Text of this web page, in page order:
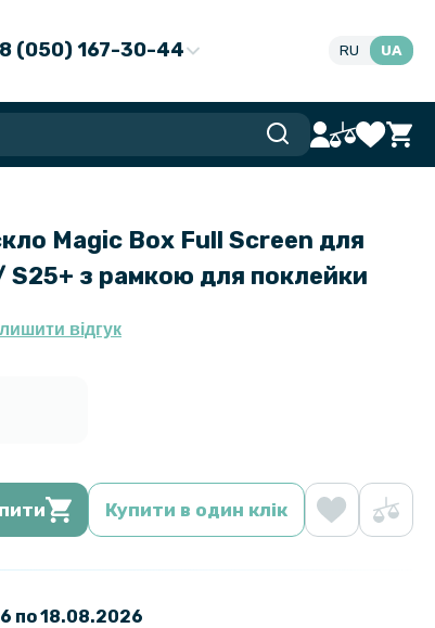
(050) 167-30-44 RU UA
Magic Box Full Screen для
S25+ з рамкою для поклейки
відгук
Купити в один клік
по 18.08.2026